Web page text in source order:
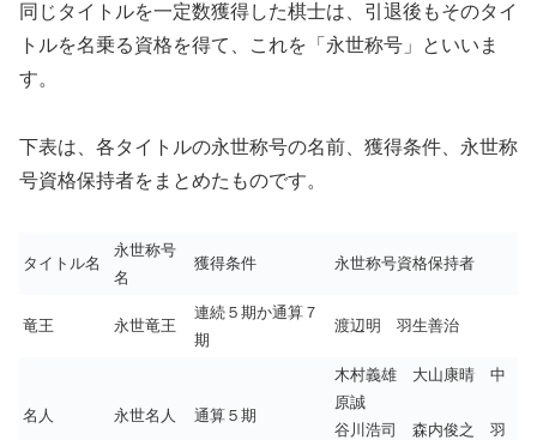
同じタイトルを一定数獲得した棋士は、引退後もそのタイ
トルを名乗る資格を得て、これを「永世称号」といいま
す。
下表は、各タイトルの永世称号の名前、獲得条件、永世称
号資格保持者をまとめたものです。
タイトル名
永世称号
名
獲得条件 永世称号資格保持者
竜王 永世竜王
連続５期か通算７
期
渡辺明 羽生善治
名人 永世名人 通算５期
木村義雄 大山康晴 中
原誠
谷川浩司 森内俊之 羽